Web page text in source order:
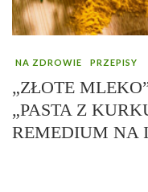
NA ZDROWIE PRZEPISY
„ZŁOTE
„PASTA Z
REMEDIUM NA